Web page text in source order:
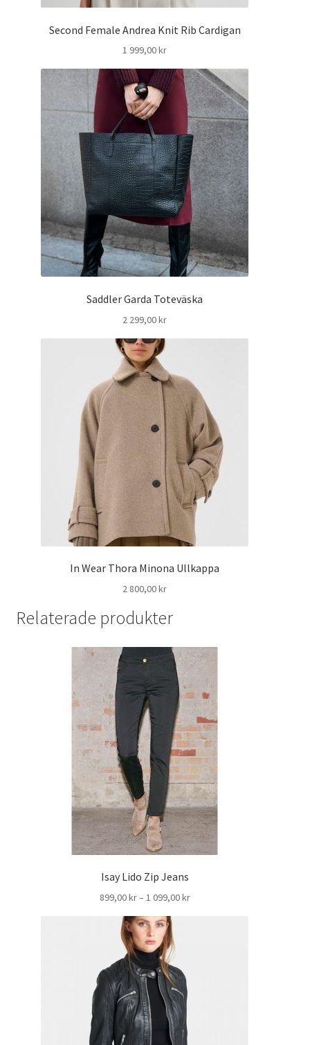
Second Female Andrea Knit Rib Cardigan
1 999,00kr
Saddler Garda Toteväska
2 299,00kr
In Wear Thora Minona Ullkappa
2 800,00kr
Relaterade produkter
Isay Lido Zip Jeans
899,00kr– 1 099,00krPrisintervall: